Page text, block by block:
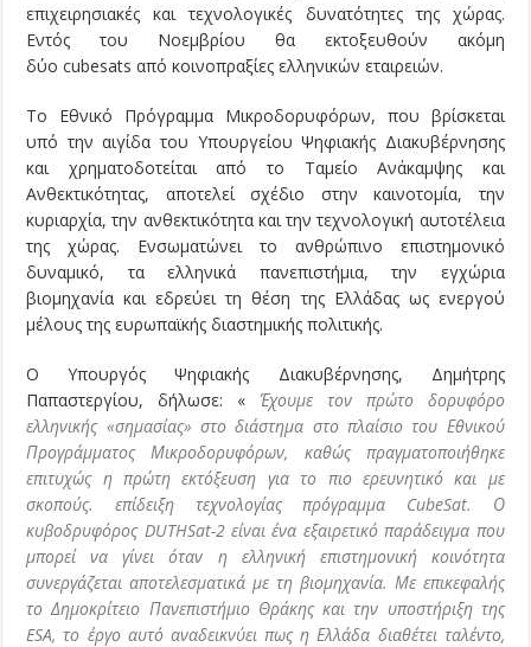
επιχειρησιακές και τεχνολογικές δυνατότητες της χώρας.
Εντός του Νοεμβρίου θα εκτοξευθούν ακόμη
δύο cubesats από κοινοπραξίες ελληνικών εταιρειών.
Το Εθνικό Πρόγραμμα Μικροδορυφόρων, που βρίσκεται
υπό την αιγίδα του Υπουργείου Ψηφιακής Διακυβέρνησης
και χρηματοδοτείται από το Ταμείο Ανάκαμψης και
Ανθεκτικότητας, αποτελεί σχέδιο στην καινοτομία, την
κυριαρχία, την ανθεκτικότητα και την τεχνολογική αυτοτέλεια
της χώρας. Ενσωματώνει το ανθρώπινο επιστημονικό
δυναμικό, τα ελληνικά πανεπιστήμια, την εγχώρια
βιομηχανία και εδρεύει τη θέση της Ελλάδας ως ενεργού
μέλους της ευρωπαϊκής διαστημικής πολιτικής.
Ο Υπουργός Ψηφιακής Διακυβέρνησης, Δημήτρης
Παπαστεργίου, δήλωσε: « Έχουμε τον πρώτο δορυφόρο
ελληνικής «σημασίας» στο διάστημα στο πλαίσιο του Εθνικού
Προγράμματος Μικροδορυφόρων, καθώς πραγματοποιήθηκε
επιτυχώς η πρώτη εκτόξευση για το πιο ερευνητικό και με
σκοπούς. επίδειξη τεχνολογίας πρόγραμμα CubeSat. Ο
κυβοδρυφόρος DUTHSat-2 είναι ένα εξαιρετικό παράδειγμα που
μπορεί να γίνει όταν η ελληνική επιστημονική κοινότητα
συνεργάζεται αποτελεσματικά με τη βιομηχανία. Με επικεφαλής
το Δημοκρίτειο Πανεπιστήμιο Θράκης και την υποστήριξη της
ESA, το έργο αυτό αναδεικνύει πως η Ελλάδα διαθέτει ταλέντο,